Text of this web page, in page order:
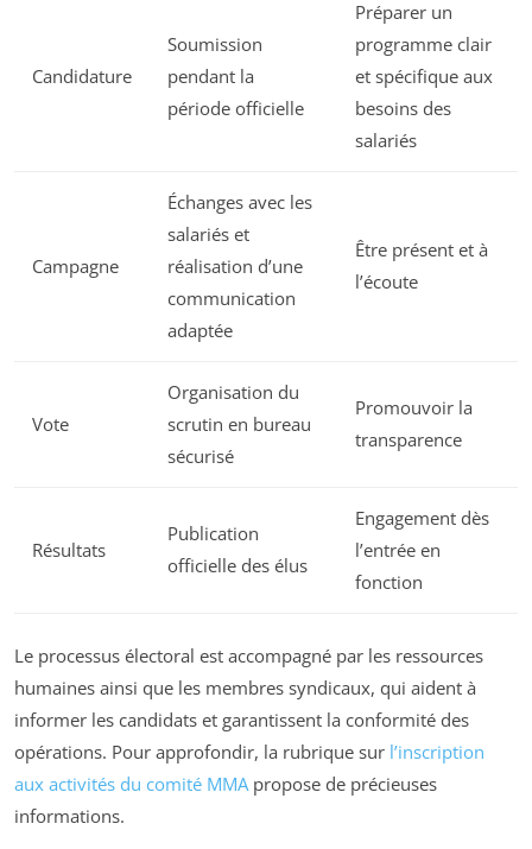
Candidature
Soumission
pendant la
période officielle
Préparer un
programme clair
et spécifique aux
besoins des
salariés
Campagne
Échanges avec les
salariés et
réalisation d’une
communication
adaptée
Être présent et à
l’écoute
Vote
Organisation du
scrutin en bureau
sécurisé
Promouvoir la
transparence
Résultats
Publication
officielle des élus
Engagement dès
l’entrée en
fonction
Le processus électoral est accompagné par les ressources
humaines ainsi que les membres syndicaux, qui aident à
informer les candidats et garantissent la conformité des
opérations. Pour approfondir, la rubrique sur l’inscription
aux activités du comité MMApropose de précieuses
informations.